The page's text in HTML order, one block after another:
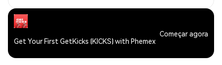
Get Your First GetKicks (KICKS) with Phemex
Começar agora